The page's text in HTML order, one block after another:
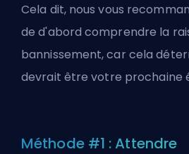
Cela dit, nous vous
de d'abord comprendre la
bannissement, car cela
devrait être votre prochaine
Méthode #1 : Attendre